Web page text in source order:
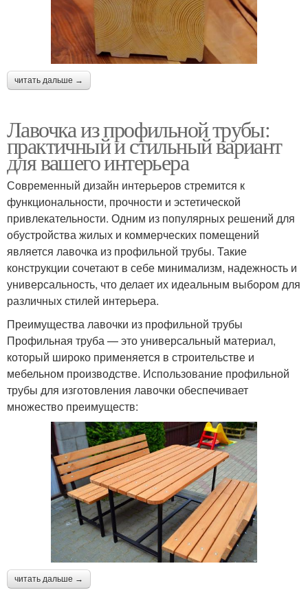
читать дальше →
Лавочка из профильной трубы:
практичный и стильный вариант
для вашего интерьера
Современный дизайн интерьеров стремится к
функциональности, прочности и эстетической
привлекательности. Одним из популярных решений для
обустройства жилых и коммерческих помещений
является лавочка из профильной трубы. Такие
конструкции сочетают в себе минимализм, надежность и
универсальность, что делает их идеальным выбором для
различных стилей интерьера.
Преимущества лавочки из профильной трубы
Профильная труба — это универсальный материал,
который широко применяется в строительстве и
мебельном производстве. Использование профильной
трубы для изготовления лавочки обеспечивает
множество преимуществ:
читать дальше →